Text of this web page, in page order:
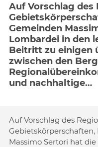
Auf Vorschlag
Gemeinden
Lombardei in den
Beitritt zu einigen
zwischen den
und nachhaltige…
Auf Vorschlag des
Massimo Sertori hat